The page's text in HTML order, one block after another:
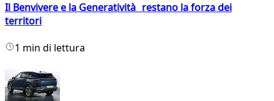
Il Benvivere e la Generatività restano la forza dei
territori
1 min di lettura